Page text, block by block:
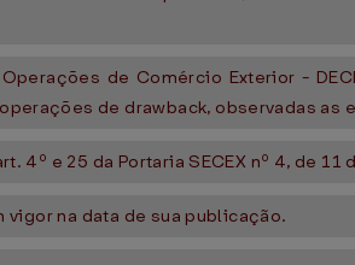
de Comércio Exterior -
de drawback, observadas
4º e 25 da Portaria SECEX nº 4, de 11
vigor na data de sua publicação.